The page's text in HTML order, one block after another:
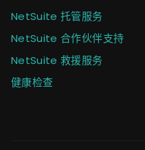
NetSuite 托管服务
NetSuite 合作伙伴支持
NetSuite 救援服务
健康检查